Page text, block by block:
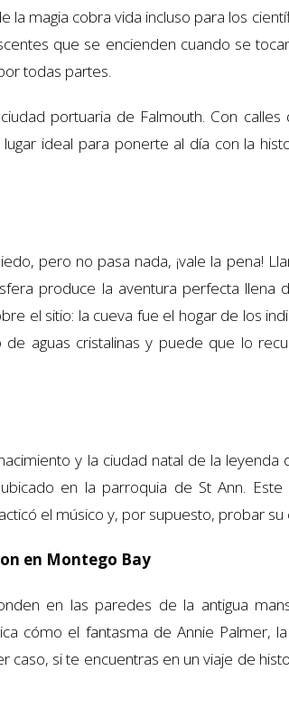
la magia cobra vida incluso para los
que se encienden cuando se
todas partes.
portuaria de Falmouth. Con calles
ideal para ponerte al día con la
pero no pasa nada, ¡vale la pena!
produce la aventura perfecta llena
el sitio: la cueva fue el hogar de los
aguas cristalinas y puede que lo
y la ciudad natal de la leyenda
en la parroquia de St Ann.
el músico y, por supuesto, probar su
en Montego Bay
en las paredes de la antigua
cómo el fantasma de Annie Palmer,
caso, si te encuentras en un viaje de